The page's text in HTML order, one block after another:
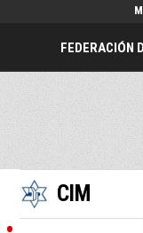
FEDERACIÓN
CIM